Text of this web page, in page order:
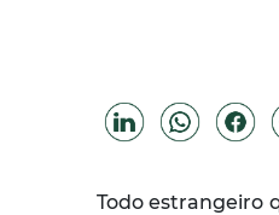
Todo estrangeiro